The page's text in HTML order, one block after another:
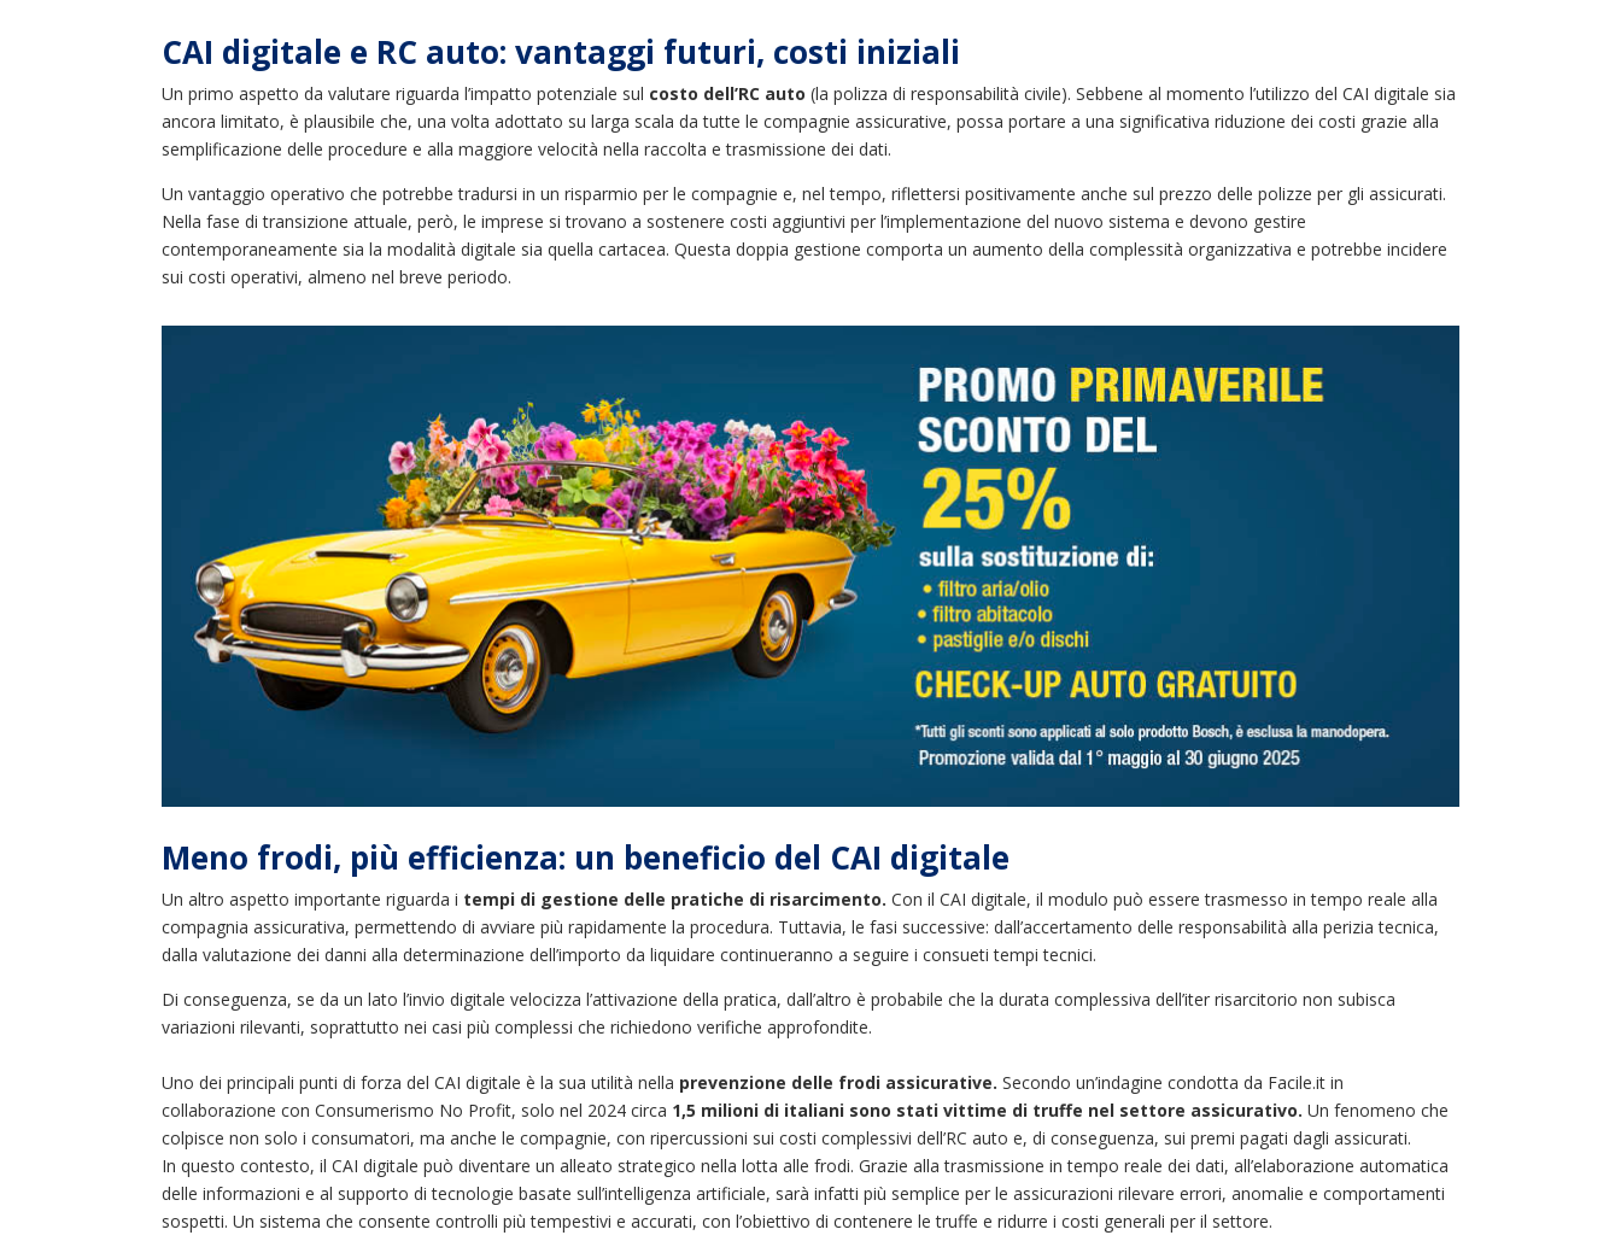
CAI digitale e RC auto: vantaggi futuri, costi iniziali
Un primo aspetto da valutare riguarda l’impatto potenziale sul costo dell’RC auto (la polizza di responsabilità civile). Sebbene al momento l’utilizzo del CAI digitale sia
ancora limitato, è plausibile che, una volta adottato su larga scala da tutte le compagnie assicurative, possa portare a una significativa riduzione dei costi grazie alla
semplificazione delle procedure e alla maggiore velocità nella raccolta e trasmissione dei dati.
Un vantaggio operativo che potrebbe tradursi in un risparmio per le compagnie e, nel tempo, riflettersi positivamente anche sul prezzo delle polizze per gli assicurati.
Nella fase di transizione attuale, però, le imprese si trovano a sostenere costi aggiuntivi per l’implementazione del nuovo sistema e devono gestire
contemporaneamente sia la modalità digitale sia quella cartacea. Questa doppia gestione comporta un aumento della complessità organizzativa e potrebbe incidere
sui costi operativi, almeno nel breve periodo.
Meno frodi, più efficienza: un beneficio del CAI digitale
Un altro aspetto importante riguarda i tempi di gestione delle pratiche di risarcimento. Con il CAI digitale, il modulo può essere trasmesso in tempo reale alla
compagnia assicurativa, permettendo di avviare più rapidamente la procedura. Tuttavia, le fasi successive: dall’accertamento delle responsabilità alla perizia tecnica,
dalla valutazione dei danni alla determinazione dell’importo da liquidare continueranno a seguire i consueti tempi tecnici.
Di conseguenza, se da un lato l’invio digitale velocizza l’attivazione della pratica, dall’altro è probabile che la durata complessiva dell’iter risarcitorio non subisca
variazioni rilevanti, soprattutto nei casi più complessi che richiedono verifiche approfondite.
Uno dei principali punti di forza del CAI digitale è la sua utilità nella prevenzione delle frodi assicurative. Secondo un’indagine condotta da Facile.it in
collaborazione con Consumerismo No Profit, solo nel 2024 circa 1,5 milioni di italiani sono stati vittime di truffe nel settore assicurativo. Un fenomeno che
colpisce non solo i consumatori, ma anche le compagnie, con ripercussioni sui costi complessivi dell’RC auto e, di conseguenza, sui premi pagati dagli assicurati.
In questo contesto, il CAI digitale può diventare un alleato strategico nella lotta alle frodi. Grazie alla trasmissione in tempo reale dei dati, all’elaborazione automatica
delle informazioni e al supporto di tecnologie basate sull’intelligenza artificiale, sarà infatti più semplice per le assicurazioni rilevare errori, anomalie e comportamenti
sospetti. Un sistema che consente controlli più tempestivi e accurati, con l’obiettivo di contenere le truffe e ridurre i costi generali per il settore.